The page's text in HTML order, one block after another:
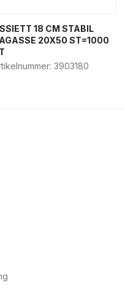
18 CM STABIL
20X50 ST=1000
3903180